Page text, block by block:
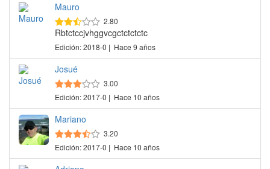
Mauro
2.80
Rbtctccjvhggvcgctctctctc
Edición: 2018-0 | Hace 9 años
Josué
3.00
Edición: 2017-0 | Hace 10 años
Mariano
3.20
Edición: 2017-0 | Hace 10 años